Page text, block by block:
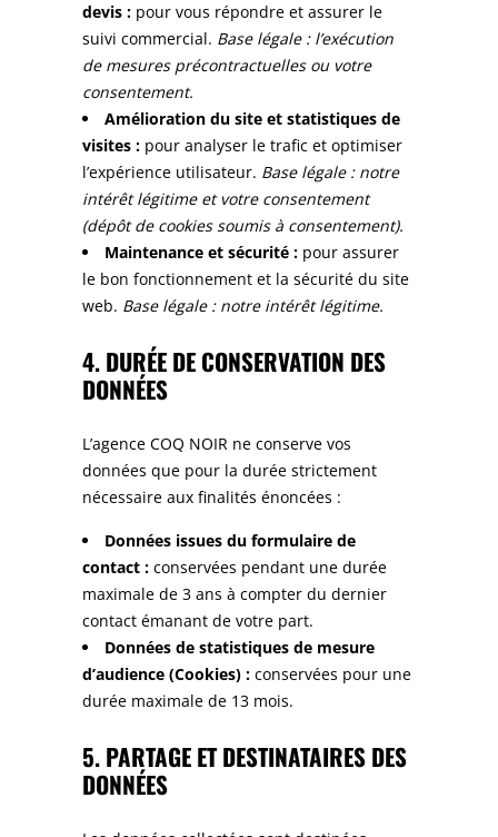
devis : pour vous répondre et assurer le
suivi commercial. Base légale : l’exécution
de mesures précontractuelles ou votre
consentement.
Amélioration du site et statistiques de
visites : pour analyser le trafic et optimiser
l’expérience utilisateur. Base légale : notre
intérêt légitime et votre consentement
(dépôt de cookies soumis à consentement).
Maintenance et sécurité : pour assurer
le bon fonctionnement et la sécurité du site
web. Base légale : notre intérêt légitime.
4. DURÉE DE CONSERVATION DES
DONNÉES
L’agence COQ NOIR ne conserve vos
données que pour la durée strictement
nécessaire aux finalités énoncées :
Données issues du formulaire de
contact : conservées pendant une durée
maximale de 3 ans à compter du dernier
contact émanant de votre part.
Données de statistiques de mesure
d’audience (Cookies) : conservées pour une
durée maximale de 13 mois.
5. PARTAGE ET DESTINATAIRES DES
DONNÉES